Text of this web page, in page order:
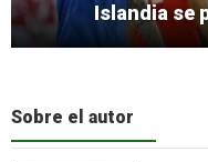
Islandia se
Sobre el autor